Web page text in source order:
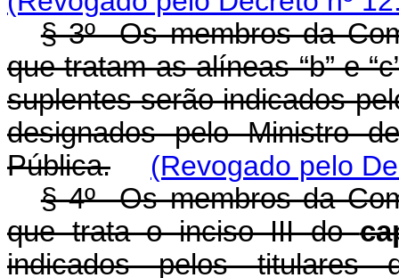
§ 3º Os membros da
que tratam as alíneas “b” e
suplentes serão indicados
designados pelo Ministro
Pública.
(Revogado pelo
§ 4º Os membros da
que trata o inciso III do
indicados pelos titulares